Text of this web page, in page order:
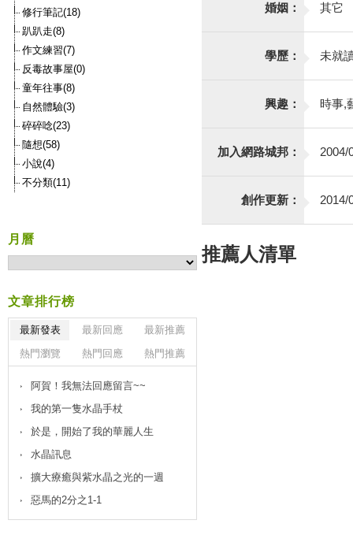
婚姻： 其它
學歷： 未就
興趣： 時事,
加入網路城邦： 2004/
創作更新： 2014/
推薦人清單
修行筆記(18)
趴趴走(8)
作文練習(7)
反毒故事屋(0)
童年往事(8)
自然體驗(3)
碎碎唸(23)
隨想(58)
小說(4)
不分類(11)
月曆
文章排行榜
最新發表 最新回應
最新推薦
熱門瀏覽
熱門回應 熱門推薦
阿賀！我無法回應留言~~
我的第一隻水晶手杖
於是，開始了我的華麗人生
水晶訊息
擴大療癒與紫水晶之光的一週
惡馬的2分之1-1